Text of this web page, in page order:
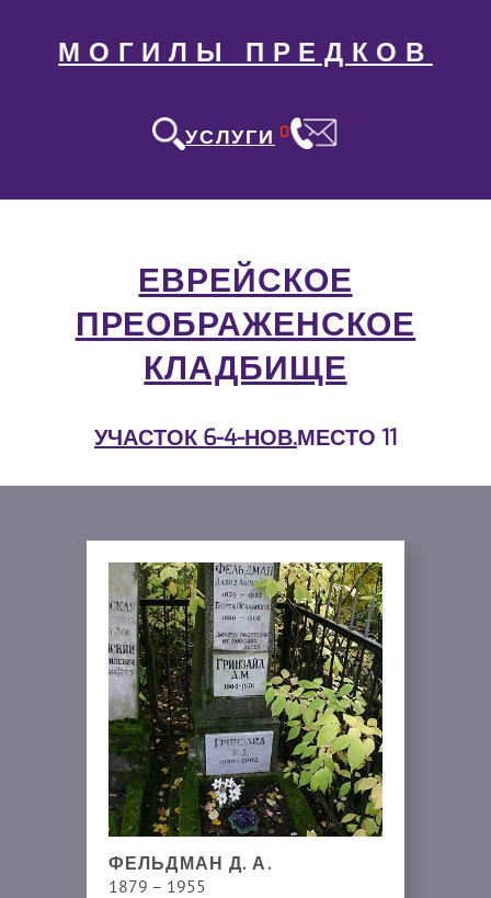
МОГИЛЫ ПРЕДКОВ
УСЛУГИ 0
ЕВРЕЙСКОЕ
ПРЕОБРАЖЕНСКОЕ
КЛАДБИЩЕ
УЧАСТОК 6-4-НОВ.МЕСТО 11
ФЕЛЬДМАН Д. А.
1879 – 1955